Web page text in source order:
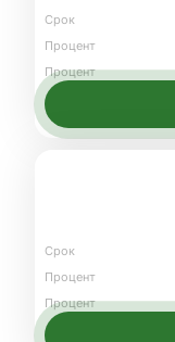
Срок
Процент
Процент
Срок
Процент
Процент